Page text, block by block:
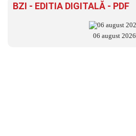
BZI - EDITIA DIGITALĂ - PDF
06 august 2026